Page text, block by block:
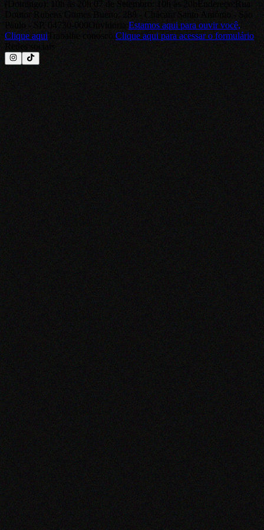
(Domingo): 10h às 20h 07 de Setembro: 10h às 20h Endereço: Rua
Doutor Rubens Gomes Bueno, 288 - Chácara Santo Antônio - São
Paulo - SP, 04730-000
Ouvidoria:Estamos aqui para ouvir você,
Clique aquiTrabalhe conosco:Clique aqui para acessar o formulário
Redes sociais